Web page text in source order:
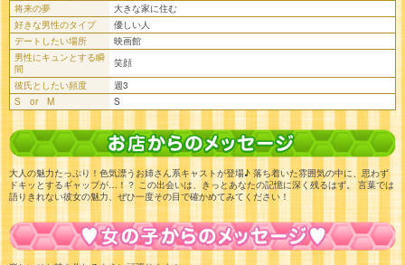
将来の夢
大きな家に住む
好きな男性のタイプ
優しい人
デートしたい場所
映画館
男性にキュンとする瞬
間
笑顔
彼氏としたい頻度
週3
S or M
S
大人の魅力たっぷり！色気漂うお姉さん系キャストが登場♪ 落ち着いた雰囲気の中に、思わず
ドキッとするギャップが…！？ この出会いは、きっとあなたの記憶に深く残るはず。 言葉では
語りきれない彼女の魅力、ぜひ一度その目で確かめてみてください！